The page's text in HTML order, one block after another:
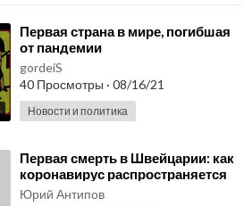
⁣Первая страна в мире, погибшая
от пандемии
gordeiS
40 Просмотры · 08/16/21
Новости и политика
⁣Первая смерть в Швейцарии: как
коронавирус распространяется
по странам? - Россия 24
Юрий Антипов